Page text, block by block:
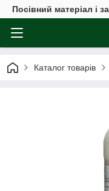
Посівний матеріал і
Каталог товарів